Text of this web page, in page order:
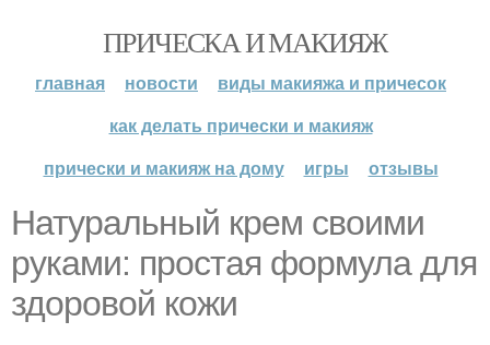
ПРИЧЕСКА И МАКИЯЖ
главная новости
виды макияжа и причесок
как делать прически и макияж
прически и макияж на дому
игры отзывы
Натуральный крем своими
руками: простая формула для
здоровой кожи